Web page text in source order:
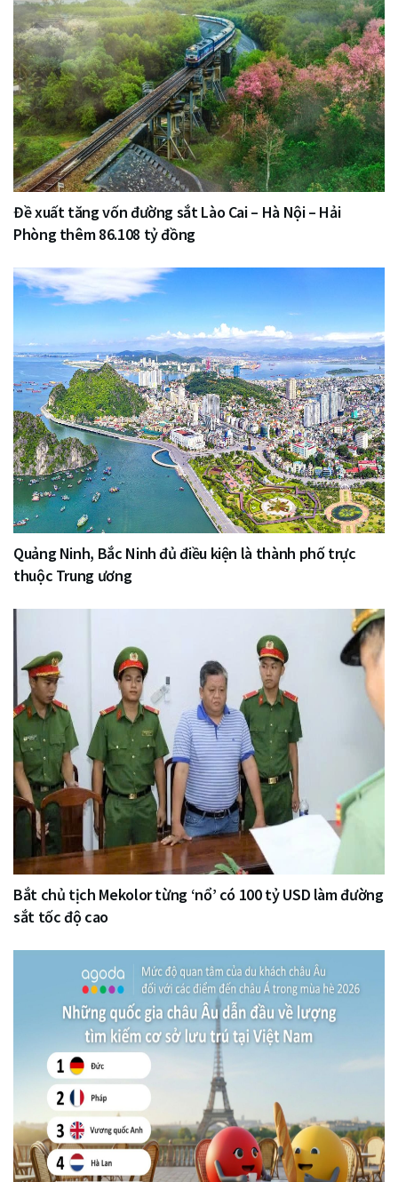
Đề xuất tăng vốn đường sắt Lào Cai – Hà Nội – Hải
Phòng thêm 86.108 tỷ đồng
Quảng Ninh, Bắc Ninh đủ điều kiện là thành phố trực
thuộc Trung ương
Bắt chủ tịch Mekolor từng ‘nổ’ có 100 tỷ USD làm đường
sắt tốc độ cao